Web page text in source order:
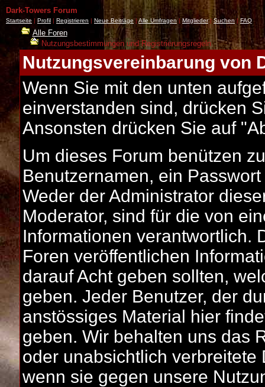
Dark-Towers Forum
Startseite | Profil | Registrieren | Neue Beiträge |Alle Umfragen | Mitglieder|Suchen| FAQ
Alle Foren
Nutzungsbestimmungen und Registrierungsregeln
Nutzungsvereinbarung von
Wenn Sie mit den unten
einverstanden sind, drücken
Ansonsten drücken Sie auf
Um dieses Forum benützen
Benutzernamen, ein
Weder der Administrator
Moderator, sind für die von
Informationen verantwortlich.
Foren veröffentlichen
darauf Acht geben sollten,
geben. Jeder Benutzer, der
anstössiges Material hier
geben. Wir behalten uns das
oder unabsichtlich
wenn sie gegen unsere